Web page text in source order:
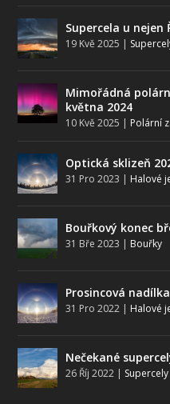
Supercela u nejen
19 Kvě 2025 |
Mimořádná
května 2024
10 Kvě 2025 | Polární
Optická sklizeň
31 Pro 2023 | Halové
Bouřkový konec
31 Bře 2023 | Bouřky
Prosincová nadílka
31 Pro 2022 | Halové
Nečekané
26 Říj 2022 | Supercely